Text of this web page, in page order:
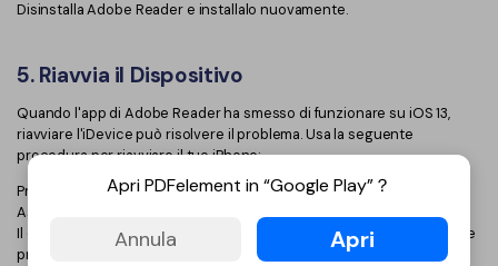
Disinstalla Adobe Reader e installalo nuovamente.
5. Riavvia il Dispositivo
Quando l'app di Adobe Reader ha smesso di funzionare su iOS 13,
riavviare l'iDevice può risolvere il problema. Usa la seguente
procedura per riavviare il tuo iPhone;
Premi e lascia premuto il tasto "Spegni/Accendi"
Assicurati di trascinare "Scorri per Spegnere" l'iPhone
Il dispositivo si spegnerà; attendi 5 minuti prima di premere e lasciare
premuto lo stesso tasto per accenderlo.
Apri PDFelement in “Google Play”？
Annula Apri